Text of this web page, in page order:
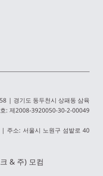
| 경기도 동두천시 상패동 삼육
: 제2008-3920050-30-2-00049
주소: 서울시 노원구 섬밭로 40
& 주) 모컴